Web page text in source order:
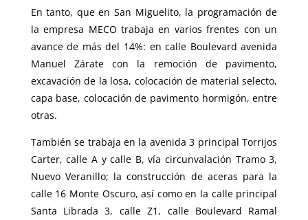
En tanto, que en San Miguelito, la programación de
la empresa MECO trabaja en varios frentes con un
avance de más del 14%: en calle Boulevard avenida
Manuel Zárate con la remoción de pavimento,
excavación de la losa, colocación de material selecto,
capa base, colocación de pavimento hormigón, entre
otras.
También se trabaja en la avenida 3 principal Torrijos
Carter, calle A y calle B, vía circunvalación Tramo 3,
Nuevo Veranillo; la construcción de aceras para la
calle 16 Monte Oscuro, así como en la calle principal
Santa Librada 3, calle Z1, calle Boulevard Ramal